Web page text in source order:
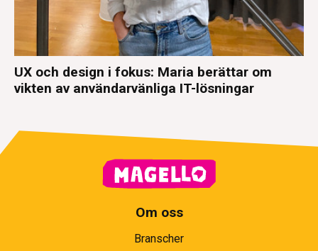
UX och design i fokus: Maria berättar om
vikten av användarvänliga IT-lösningar
Om oss
Branscher